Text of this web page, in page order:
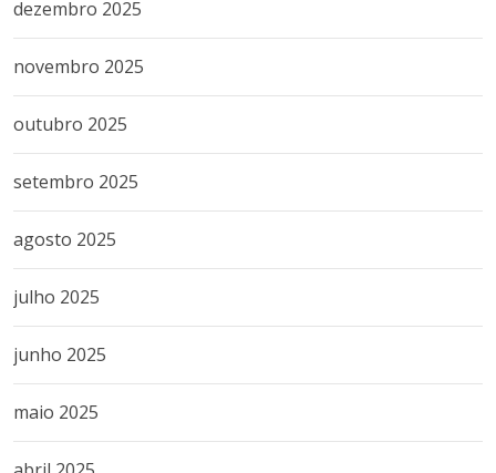
dezembro 2025
novembro 2025
outubro 2025
setembro 2025
agosto 2025
julho 2025
junho 2025
maio 2025